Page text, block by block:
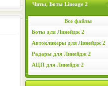
Читы, Боты Lineage 2
Все файлы
Боты для Линейдж 2
Автокликеры для Линейдж 2
Радары для Линейдж 2
АЦП для Линейдж 2